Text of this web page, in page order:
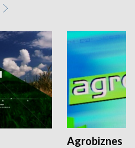
Agrobiznes